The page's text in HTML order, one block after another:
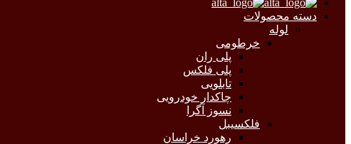
دسته محصولات
لوله
خرطومی
پلی ران
پلی فلکس
تابلویی
چاکدار خودرویی
نسوز آگرا
فلکسیبل
رهورد خراسان